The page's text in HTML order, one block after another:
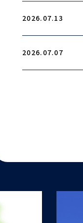
2026.07.13
2026.07.07